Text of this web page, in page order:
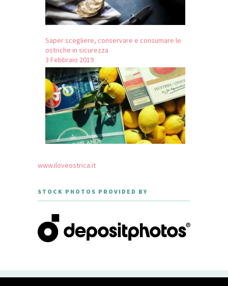
Saper scegliere, conservare e consumare le
ostriche in sicurezza
3 Febbraio 2019
www.iloveostrica.it
STOCK PHOTOS PROVIDED BY